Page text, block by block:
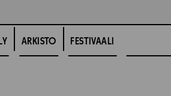
ARKISTO FESTIVAALI